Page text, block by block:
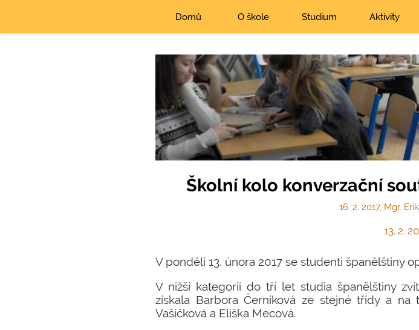
Domů O škole Studium Aktivity
Školní kolo konverzační
16. 2. 2017, Mgr.
13. 2.
V pondělí 13. února 2017 se studenti španělštiny
V nižší kategorii do tří let studia španělštiny
získala Barbora Černíková ze stejné třídy a
Vašíčková a Eliška Mecová.